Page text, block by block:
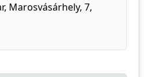
Marosvásárhely, 7,